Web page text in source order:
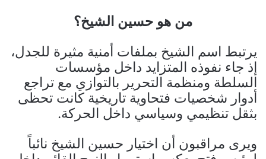
من هو حسين الشيخ؟
يرتبط اسم الشيخ بملفات أمنية مثيرة للجدل،
إذ جاء نفوذه المتزايد داخل مؤسسات
السلطة ومنظمة التحرير بالتوازي مع تراجع
أدوار شخصيات فتحاوية تاريخية كانت تحظى
بثقل تنظيمي وسياسي داخل الحركة.
ويرى مراقبون أن اختيار حسين الشيخ نائباً